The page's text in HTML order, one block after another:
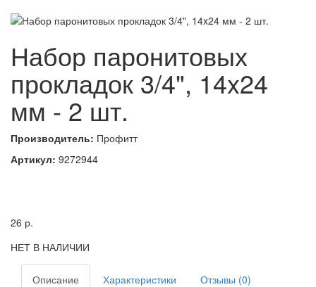
Набор паронитовых
прокладок 3/4", 14x24
мм - 2 шт.
Производитель: Профитт
Артикул: 9272944
26 р.
НЕТ В НАЛИЧИИ
Описание Характеристики
Отзывы (0)